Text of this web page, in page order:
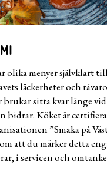
olika menyer självklart
läckerheter och
brukar sitta kvar länge
bidrar. Köket är
”Smaka på
att du märker detta
i servicen och